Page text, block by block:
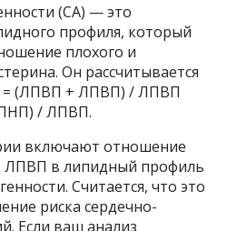
(CA) — это
профиля, который
плохого и
Он рассчитывается
= (ЛПВП + ЛПВП) / ЛПВП
/ ЛПВП.
включают отношение
ЛПВП в липидный профиль
Считается, что это
риска сердечно-
Если ваш анализ